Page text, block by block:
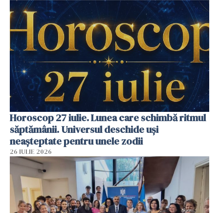
Horoscop 27 iulie. Lunea care schimbă ritmul
săptămânii. Universul deschide uși
neașteptate pentru unele zodii
26 IULIE 2026